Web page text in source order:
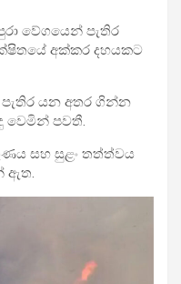
වේගයෙන් පැතිර
අක්කර දහයකට
යන අතර ගින්න
වෙමින් පවතී.
සහ සුළං තත්ත්වය
ඇත.